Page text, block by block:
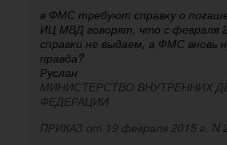
в ФМС требуют справку о
ИЦ МВД говорят, что с февраля
справки не выдаем, а ФМС вновь
правда?
Руслан
МИНИСТЕРСТВО ВНУТРЕННИХ
ФЕДЕРАЦИИ
ПРИКАЗ от 19 февраля 2015 г. N